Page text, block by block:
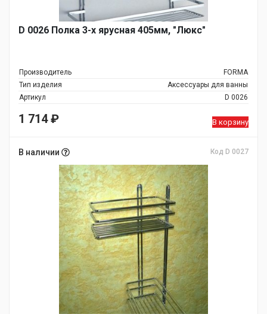
D 0026 Полка 3-х ярусная 405мм, "Люкс"
Производитель
FORMA
Тип изделия
Аксессуары для ванны
Артикул
D 0026
1 714₽ В корзину
В наличии Код D 0027